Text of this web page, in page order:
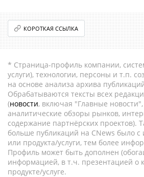
КОРОТКАЯ ССЫЛКА
* Страница-профиль компании,
услуги), технологии, персоны и т.п.
на основе анализа архива
Обрабатываются тексты всех
(новости, включая "Главные новости",
аналитические обзоры рынков,
содержание партнёрских проектов).
больше публикаций на CNews было
или продукта/услуги, тем более
Профиль может быть дополнен
информацией, в т.ч. презентацией о
продукте/услуге.